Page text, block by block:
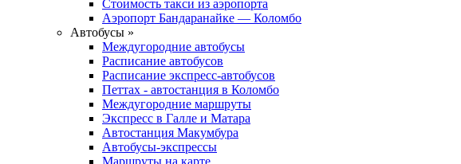
Стоимость такси из аэропорта
Аэропорт Бандаранайке — Коломбо
Автобусы »
Междугородние автобусы
Расписание автобусов
Расписание экспресс-автобусов
Петтах - автостанция в Коломбо
Междугородние маршруты
Экспресс в Галле и Матара
Автостанция Макумбура
Автобусы-экспрессы
Маршруты на карте